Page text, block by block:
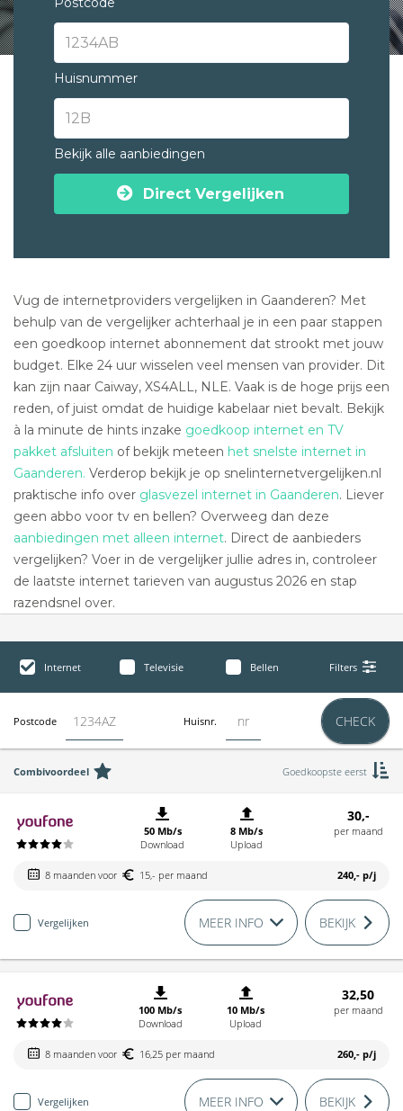
Huisnummer
Bekijk alle aanbiedingen
Direct Vergelijken
Vug de internetproviders vergelijken in Gaanderen? Met
behulp van de vergelijker achterhaal je in een paar stappen
een goedkoop internet abonnement dat strookt met jouw
budget. Elke 24 uur wisselen veel mensen van provider. Dit
kan zijn naar Caiway, XS4ALL, NLE. Vaak is de hoge prijs een
reden, of juist omdat de huidige kabelaar niet bevalt. Bekijk
à la minute de hints inzake goedkoop internet en TV
pakket afsluiten of bekijk meteen het snelste internet in
Gaanderen. Verderop bekijk je op snelinternetvergelijken.nl
praktische info over glasvezel internet in Gaanderen. Liever
geen abbo voor tv en bellen? Overweeg dan deze
aanbiedingen met alleen internet. Direct de aanbieders
vergelijken? Voer in de vergelijker jullie adres in, controleer
de laatste internet tarieven van augustus 2026 en stap
razendsnel over.
Internet Televisie Bellen Filters
Postcode Huisnr. CHECK
Combivoordeel Goedkoopste eerst
50 Mb/s
Download
8 Mb/s
Upload
30,-
per maand
8 maanden voor 15,- per maand 240,- p/j
Vergelijken MEER INFO BEKIJK
100 Mb/s
Download
10 Mb/s
Upload
32,50
per maand
8 maanden voor 16,25 per maand 260,- p/j
Vergelijken MEER INFO BEKIJK